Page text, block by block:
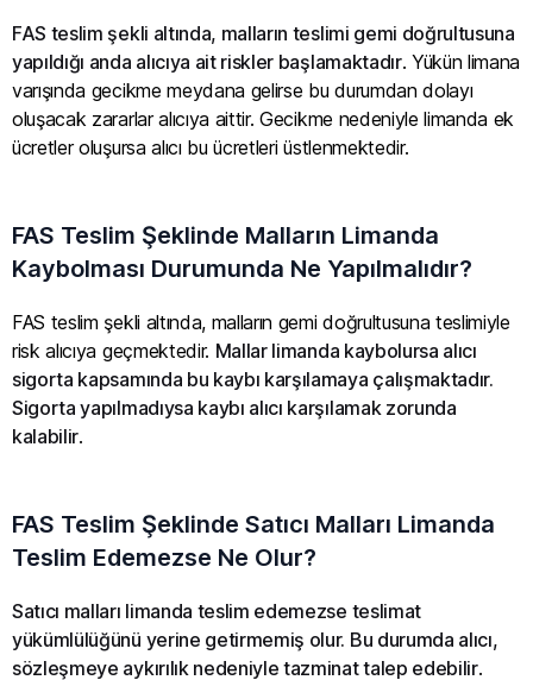
FAS teslim şekli altında, malların teslimi gemi doğrultusuna
yapıldığı anda alıcıya ait riskler başlamaktadır. Yükün limana
varışında gecikme meydana gelirse bu durumdan dolayı
oluşacak zararlar alıcıya aittir. Gecikme nedeniyle limanda ek
ücretler oluşursa alıcı bu ücretleri üstlenmektedir.
FAS Teslim Şeklinde Malların Limanda
Kaybolması Durumunda Ne Yapılmalıdır?
FAS teslim şekli altında, malların gemi doğrultusuna teslimiyle
risk alıcıya geçmektedir. Mallar limanda kaybolursa alıcı
sigorta kapsamında bu kaybı karşılamaya çalışmaktadır.
Sigorta yapılmadıysa kaybı alıcı karşılamak zorunda
kalabilir.
FAS Teslim Şeklinde Satıcı Malları Limanda
Teslim Edemezse Ne Olur?
Satıcı malları limanda teslim edemezse teslimat
yükümlülüğünü yerine getirmemiş olur. Bu durumda alıcı,
sözleşmeye aykırılık nedeniyle tazminat talep edebilir.